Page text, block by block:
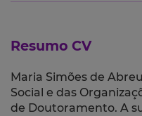
Resumo CV
Maria Simões de
Social e das
de Doutoramento. A